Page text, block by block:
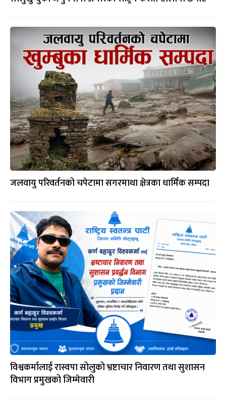
जलवायु परिवर्तनको चपेटामा सगरमाथा क्षेत्रका धार्मिक सम्पदा
विश्वकर्मालाई रास्वपा सोलुको भ्रष्टाचार निवारण तथा सुशासन
विभाग प्रमुखको जिम्मेवारी